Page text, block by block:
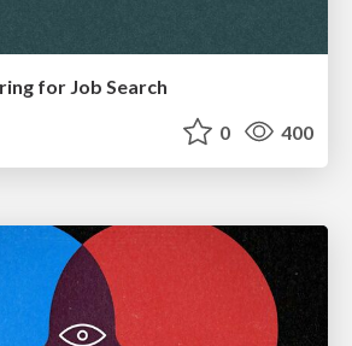
for Job Search
0 400